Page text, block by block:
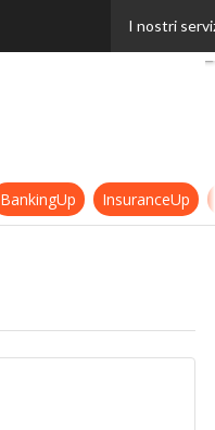
I nostri
BankingUp InsuranceUp